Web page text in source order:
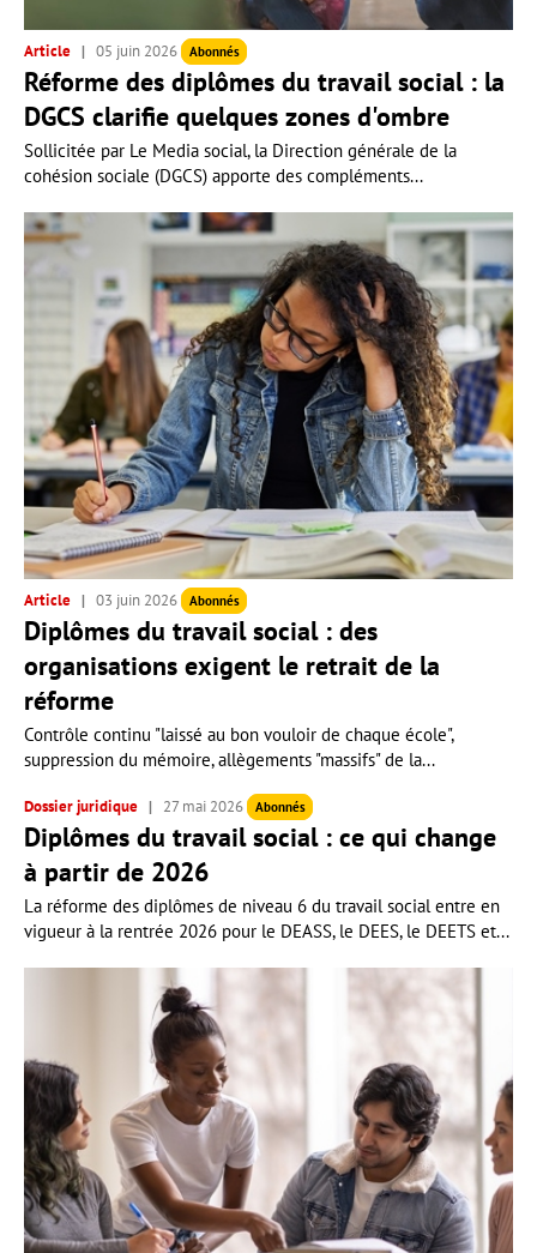
Article 05 juin 2026 Abonnés
Réforme des diplômes du travail social : la
DGCS clarifie quelques zones d'ombre
Sollicitée par Le Media social, la Direction générale de la
cohésion sociale (DGCS) apporte des compléments...
Article 03 juin 2026 Abonnés
Diplômes du travail social : des
organisations exigent le retrait de la
réforme
Contrôle continu "laissé au bon vouloir de chaque école",
suppression du mémoire, allègements "massifs" de la...
Dossier juridique 27 mai 2026 Abonnés
Diplômes du travail social : ce qui change
à partir de 2026
La réforme des diplômes de niveau 6 du travail social entre en
vigueur à la rentrée 2026 pour le DEASS, le DEES, le DEETS et...